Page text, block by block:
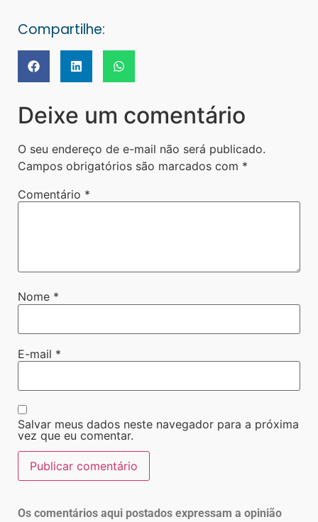
Compartilhe:
Deixe um comentário
O seu endereço de e-mail não será publicado.
Campos obrigatórios são marcados com *
Comentário *
Nome *
E-mail *
Salvar meus dados neste navegador para a próxima
vez que eu comentar.
Os comentários aqui postados expressam a opinião